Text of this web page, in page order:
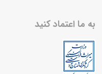
به ما اعتماد کنید